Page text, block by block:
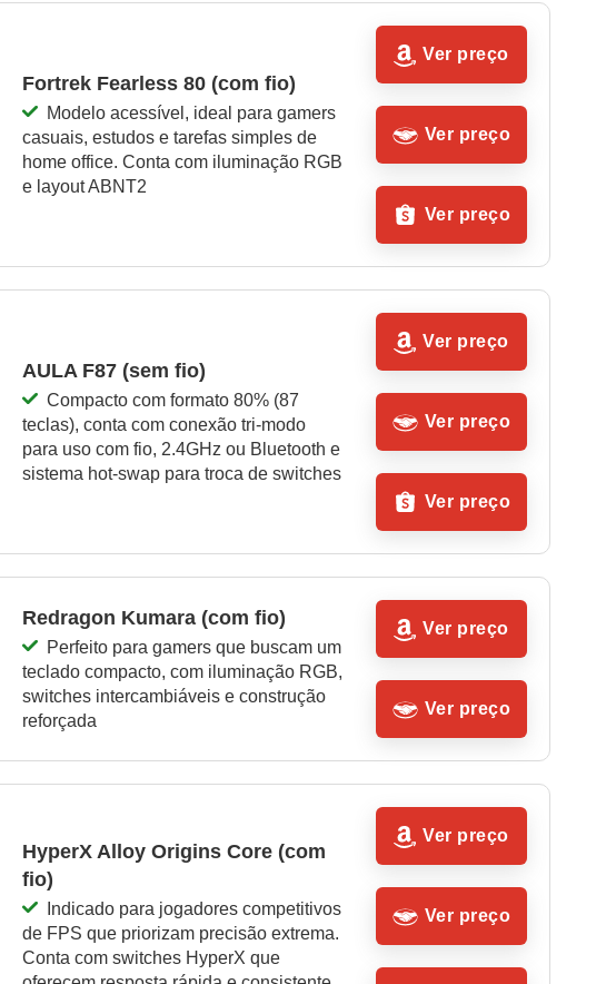
Fortrek Fearless 80 (com fio)
Modelo acessível, ideal para gamers
casuais, estudos e tarefas simples de
home office. Conta com iluminação RGB
e layout ABNT2
Ver preço
Ver preço
Ver preço
AULA F87 (sem fio)
Compacto com formato 80% (87
teclas), conta com conexão tri‑modo
para uso com fio, 2.4GHz ou Bluetooth e
sistema hot‑swap para troca de switches
Ver preço
Ver preço
Ver preço
Redragon Kumara (com fio)
Perfeito para gamers que buscam um
teclado compacto, com iluminação RGB,
switches intercambiáveis e construção
reforçada
Ver preço
Ver preço
HyperX Alloy Origins Core (com
fio)
Indicado para jogadores competitivos
de FPS que priorizam precisão extrema.
Conta com switches HyperX que
Ver preço
Ver preço